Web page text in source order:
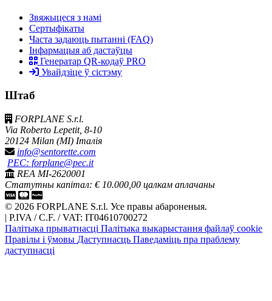
Звяжыцеся з намі
Сертыфікаты
Часта задаюць пытанні (FAQ)
Інфармацыя аб дастаўцы
Генератар QR-кодаў PRO
Увайдзіце ў сістэму
Штаб
FORPLANE S.r.l.
Via Roberto Lepetit, 8-10
20124 Milan (MI) Італія
info@sentorette.com
PEC: forplane@pec.it
REA MI-2620001
Статутны капітал: € 10.000,00 цалкам аплачаны
© 2026 FORPLANE S.r.l. Усе правы абароненыя.
| P.IVA / C.F. / VAT: IT04610700272
Палітыка прыватнасці Палітыка выкарыстання файлаў cookie
Правілы і ўмовы Даступнасць Паведаміць пра праблему
даступнасці